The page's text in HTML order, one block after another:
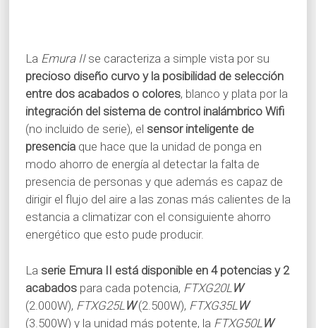
La Emura IIse caracteriza a simple vista por su
precioso diseño curvo y la posibilidad de selección
entre dos acabados o colores, blanco y plata por la
integración del sistema de control inalámbrico Wifi
(no incluido de serie), el sensor inteligente de
presenciaque hace que la unidad de ponga en
modo ahorro de energía al detectar la falta de
presencia de personas y que además es capaz de
dirigir el flujo del aire a las zonas más calientes de la
estancia a climatizar con el consiguiente ahorro
energético que esto pude producir.
La serie Emura II está disponible en 4 potencias y 2
acabadospara cada potencia, FTXG20LW
(2.000W), FTXG25LW (2.500W), FTXG35LW
(3.500W) y la unidad más potente, la FTXG50LW